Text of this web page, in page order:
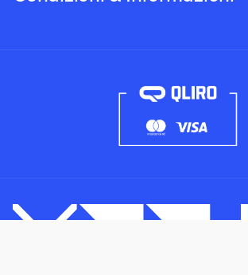
Inviaci un’e-mail a info@moory.it
Termini e Condizioni di Vendita
Politica sulla privacy